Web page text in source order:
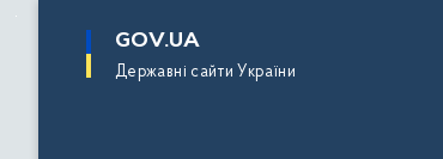
основного
GOV.UA
Державні сайти України